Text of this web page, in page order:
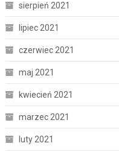
sierpień 2021
lipiec 2021
czerwiec 2021
maj 2021
kwiecień 2021
marzec 2021
luty 2021